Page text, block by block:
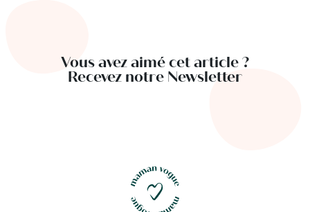
Vous avez aimé cet article ?
Recevez notre Newsletter